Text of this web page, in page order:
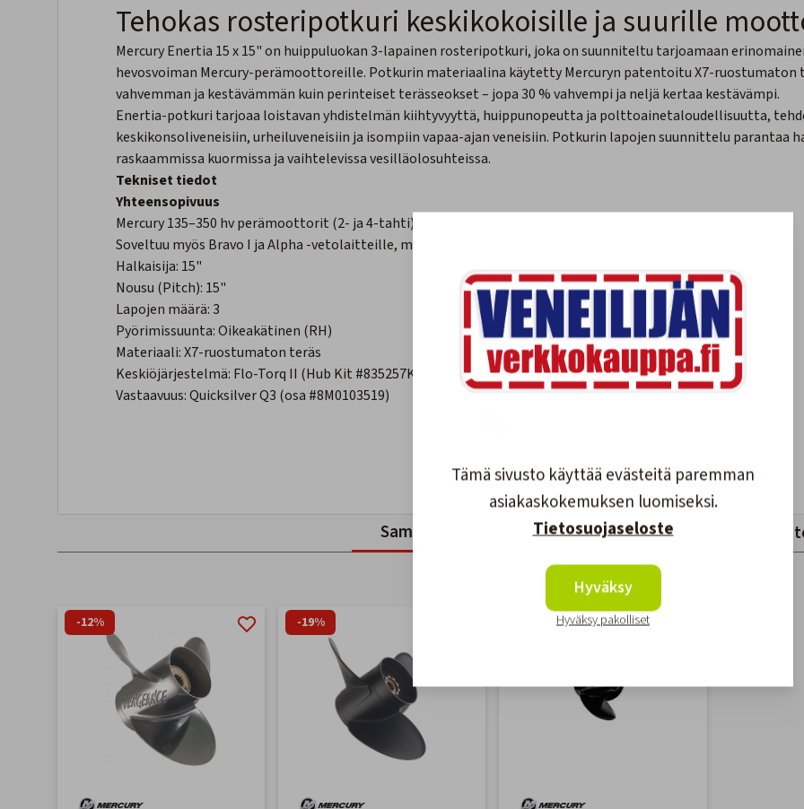
Tehokas rosteripotkuri keskikokoisille ja suurille
Mercury Enertia 15 x 15" on huippuluokan 3-lapainen rosteripotkuri, joka on suunniteltu tarjoamaan
hevosvoiman Mercury-perämoottoreille. Potkurin materiaalina käytetty Mercuryn patentoitu X7-ruostumaton
vahvemman ja kestävämmän kuin perinteiset terässeokset – jopa 30 % vahvempi ja neljä kertaa kestävämpi.
Enertia-potkuri tarjoaa loistavan yhdistelmän kiihtyvyyttä, huippunopeutta ja polttoainetaloudellisuutta,
keskikonsoliveneisiin, urheiluveneisiin ja isompiin vapaa-ajan veneisiin. Potkurin lapojen suunnittelu parantaa
raskaammissa kuormissa ja vaihtelevissa vesilläolosuhteissa.
Tekniset tiedot
Yhteensopivuus
Mercury 135–350 hv perämoottorit (2- ja 4-tahti)
Soveltuu myös Bravo I ja Alpha -vetolaitteille, moottorikohtaisella keskiöllä
Halkaisija: 15"
Nousu (Pitch): 15"
Lapojen määrä: 3
Pyörimissuunta: Oikeakätinen (RH)
Materiaali: X7-ruostumaton teräs
Keskiöjärjestelmä: Flo-Torq II (Hub Kit #835257K1 sisältyy)
Vastaavuus: Quicksilver Q3 (osa #8M0103519)
Samankaltaiset tuotteet Viimeksi katsotut
-12% -19%
Tämä sivusto käyttää evästeitä paremman
asiakaskokemuksen luomiseksi.
Tietosuojaseloste
Hyväksy
Hyväksy pakolliset